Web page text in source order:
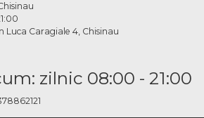
Luca Caragiale 4, Chisinau
zilnic 08:00 - 21:00